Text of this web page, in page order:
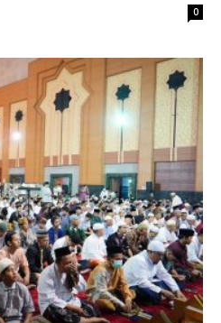
0